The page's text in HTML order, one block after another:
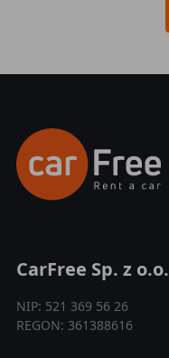
CarFree Sp. z o.o.
NIP: 521 369 56 26
REGON: 361388616